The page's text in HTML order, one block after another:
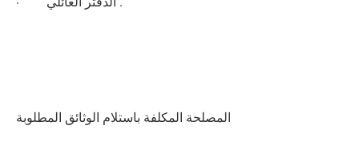
المصلحة المكلفة باستلام الوثائق المطلوبة